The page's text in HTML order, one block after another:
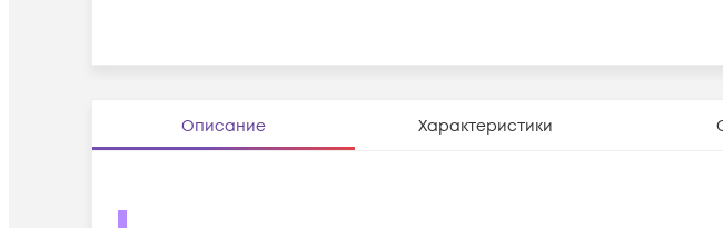
Описание Характеристики